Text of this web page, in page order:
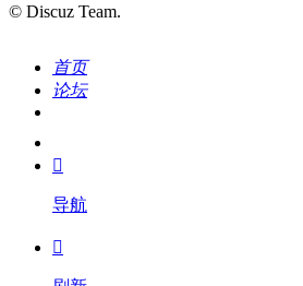
© Discuz Team.
首页
论坛
我的

导航
